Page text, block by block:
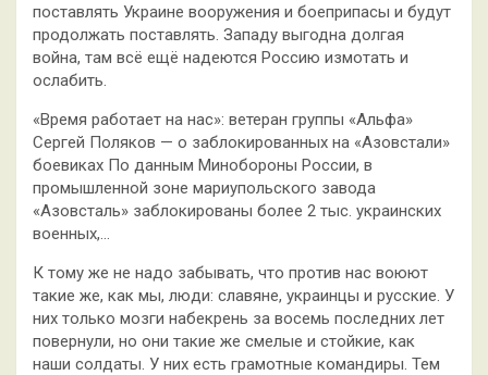
поставлять Украине вооружения и боеприпасы и будут
продолжать поставлять. Западу выгодна долгая
война, там всё ещё надеются Россию измотать и
ослабить.
«Время работает на нас»: ветеран группы «Альфа»
Сергей Поляков — о заблокированных на «Азовстали»
боевиках По данным Минобороны России, в
промышленной зоне мариупольского завода
«Азовсталь» заблокированы более 2 тыс. украинских
военных,…
К тому же не надо забывать, что против нас воюют
такие же, как мы, люди: славяне, украинцы и русские. У
них только мозги набекрень за восемь последних лет
повернули, но они такие же смелые и стойкие, как
наши солдаты. У них есть грамотные командиры. Тем